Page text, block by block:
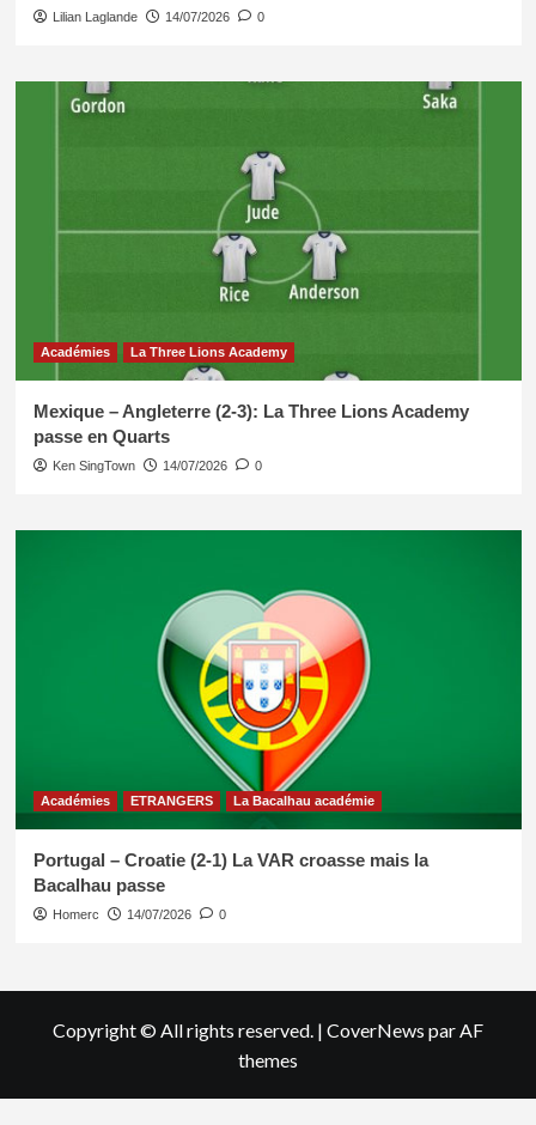
Lilian Laglande 14/07/2026 0
Académies La Three Lions Academy
Mexique – Angleterre (2-3): La Three Lions Academy
passe en Quarts
Ken SingTown 14/07/2026 0
Académies ETRANGERS La Bacalhau académie
Portugal – Croatie (2-1) La VAR croasse mais la
Bacalhau passe
Homerc 14/07/2026 0
Copyright © All rights reserved. | CoverNews par AF
themes